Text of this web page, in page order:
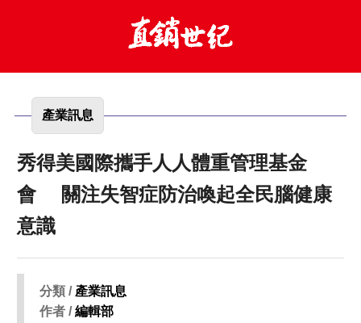
產業訊息
秀得美國際攜手人人體重管理基金
會 關注失智症防治喚起全民腦健康
意識
分類 / 產業訊息
作者 /編輯部